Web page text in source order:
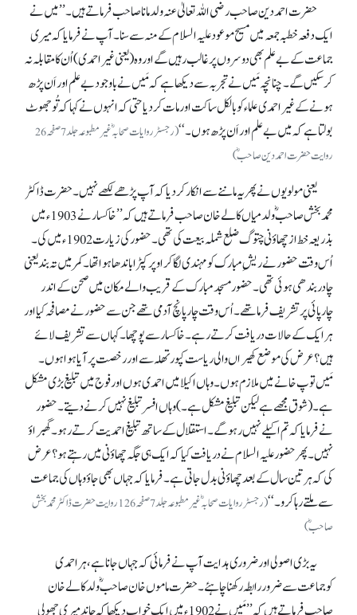
حضرت احمد دین صاحب رضی اللہ تعالیٰ عنہ ولد مانا صاحب فرماتے ہیں۔ ’’میں نے
ایک دفعہ خطبہ جمعہ میں مسیح موعود علیہ السلام کے منہ سے سنا۔ آپ نے فرمایا کہ میری
جماعت کے بے علم بھی دوسروں پر غالب رہیں گے اور وہ (یعنی غیراحمدی) اُن کا مقابلہ نہ
کر سکیں گے۔ چنانچہ مَیں نے تجربہ سے دیکھا ہے کہ مَیں نے باوجود بے علم اور اَن پڑھ
ہونے کے غیر احمدی علماء کو بالکل ساکت اور مات کر دیا حتی کہ انہوں نے کہا کہ تُو جھوٹ
بولتا ہے کہ میں بے علم اور اَن پڑھ ہوں۔‘‘
(رجسٹر روایات صحابہؓ غیرمطبوعہ جلد 7 صفحہ 26
روایت حضرت احمد دین صاحبؓ)
یعنی مولویوں نے پھر یہ ماننے سے انکار کر دیا کہ آپ پڑھے لکھے نہیں۔ حضرت ڈاکٹر
محمد بخش صاحبؓ ولد میاں کالے خان صاحب فرماتے ہیں کہ ’’خاکسار نے 1903ء میں
بذریعہ خط از چھاؤنی چتوگ ضلع شملہ بیعت کی تھی۔ حضور کی زیارت 1902ء میں کی۔
اُس وقت حضور نے ریشِ مبارک کو مہندی لگا کر اوپر کپڑا باندھا ہوا تھا۔ کمر میں تہ بند یعنی
چادر بندھی ہوئی تھی۔ حضور مسجد مبارک کے قریب والے مکان میں صحن کے اندر
چارپائی پر تشریف فرما تھے۔ اُس وقت چار پانچ آدمی تھے جن سے حضور نے مصافحہ کیا اور
ہر ایک کے حالات دریافت کرتے رہے۔ خاکسار سے پوچھا۔ کہاں سے تشریف لائے
ہیں؟عرض کی موضع کھیراں والی ریاست کپور تھلہ سے اور رخصت پر آیا ہوا ہوں۔
مَیں توپ خانے میں ملازم ہوں۔ وہاں اکیلا میں احمدی ہوں اور فوج میں تبلیغ بڑی مشکل
ہے۔ (شوق مجھے ہے لیکن تبلیغ مشکل ہے۔) وہاں افسر تبلیغ نہیں کرنے دیتے۔ حضور
نے فرمایا کہ تم اکیلے نہیں رہو گے۔ استقلال کے ساتھ تبلیغ احمدیت کرتے رہو۔ گھبراؤ
نہیں۔ پھر حضور علیہ السلام نے دریافت کیا کہ ایک ہی جگہ چھاؤنی میں رہتے ہو؟ عرض
کی کہ ہر تین سال کے بعد چھاؤنی بدل جاتی ہے۔ فرمایا کہ جہاں بھی جاؤ وہاں کی جماعت
سے ملتے رہا کرو۔‘‘
(رجسٹر روایات صحابہؓ غیر مطبوعہ جلد 7 صفحہ 126 روایت حضرت ڈاکٹر محمد بخش
صاحبؓ)
یہ بڑی اصولی اور ضروری ہدایت آپ نے فرمائی کہ جہاں جانا ہے، ہر احمدی
کوجماعت سے ضرور رابطہ رکھنا چاہئے۔ حضرت ماموں خان صاحبؓ ولد کالے خان